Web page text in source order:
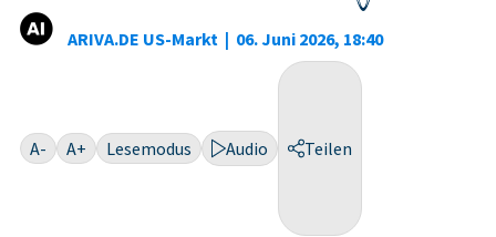
ARIVA.DE US-Markt | 06. Juni 2026, 18:40
A- A+ Lesemodus Audio Teilen